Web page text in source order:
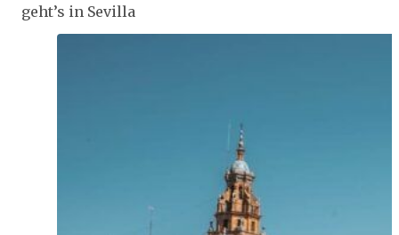
geht’s in Sevilla